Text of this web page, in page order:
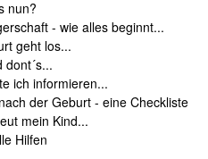
nun?
- wie alles beginnt...
geht los...
dont´s...
ich informieren...
der Geburt - eine Checkliste
mein Kind...
Hilfen